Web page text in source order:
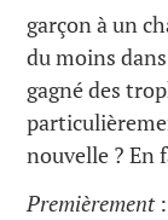
garçon à un
du moins
gagné des
nouvelle ? En
Premièrement: